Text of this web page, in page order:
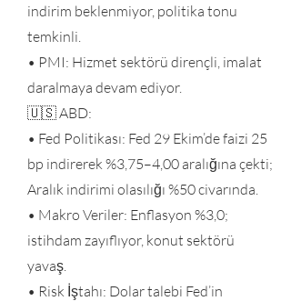
indirim beklenmiyor, politika tonu
temkinli.
• PMI: Hizmet sektörü dirençli, imalat
daralmaya devam ediyor.
🇺🇸 ABD:
• Fed Politikası: Fed 29 Ekim’de faizi 25
bp indirerek %3,75–4,00 aralığına çekti;
Aralık indirimi olasılığı %50 civarında.
• Makro Veriler: Enflasyon %3,0;
istihdam zayıflıyor, konut sektörü
yavaş.
• Risk İştahı: Dolar talebi Fed’in